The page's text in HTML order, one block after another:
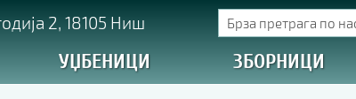
2, 18105 Ниш
УЏБЕНИЦИ ЗБОРНИЦИ